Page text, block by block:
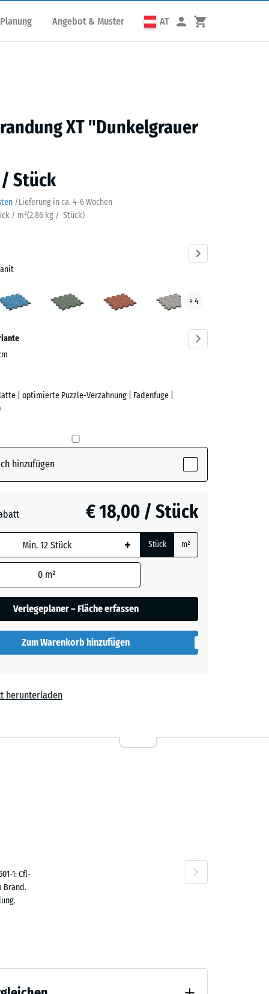
Angebot & Muster AT
XT "Dunkelgrauer
Stück
/Lieferung in ca. 4-6 Wochen
/ m²(2,86 kg / Stück)
Rasen
Granit
+ 4
wird
nicht
| optimierte Puzzle-Verzahnung | Fadenfuge |
hinzufügen
€ 18,00 / Stück
+ Stück m²
0 m²
Verlegeplaner – Fläche erfassen
Zum Warenkorb hinzufügen
herunterladen
1: Cfl-
Brand.